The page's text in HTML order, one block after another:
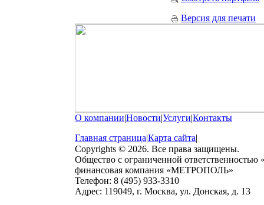
Версия для печати
О компании|Новости|Услуги|Контакты
Главная страница|Карта сайта|
Copyrights © 2026. Все права защищены.
Общество с ограниченной ответственностью
финансовая компания «МЕТРОПОЛЬ»
Телефон: 8 (495) 933-3310
Адрес: 119049, г. Москва, ул. Донская, д. 13